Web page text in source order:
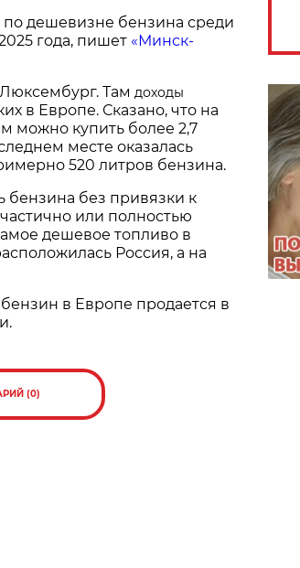
по дешевизне бензина среди
года, пишет «Минск-
Люксембург. Там доходы
в Европе. Сказано, что на
можно купить более 2,7
месте оказалась
520 литров бензина.
бензина без привязки к
или полностью
дешевое топливо в
Россия, а на
в Европе продается в
(0)